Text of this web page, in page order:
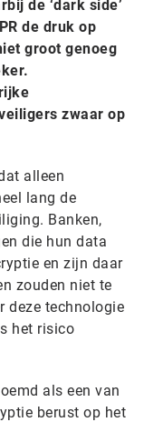
de ‘dark side’
de druk op
groot genoeg
zwaar op
alleen
lang de
Banken,
die hun data
en zijn daar
zouden niet te
deze technologie
het risico
als een van
berust op het